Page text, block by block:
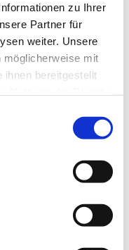
zu Ihrer
Partner für
weiter. Unsere
möglicherweise mit
ihnen bereitgestellt